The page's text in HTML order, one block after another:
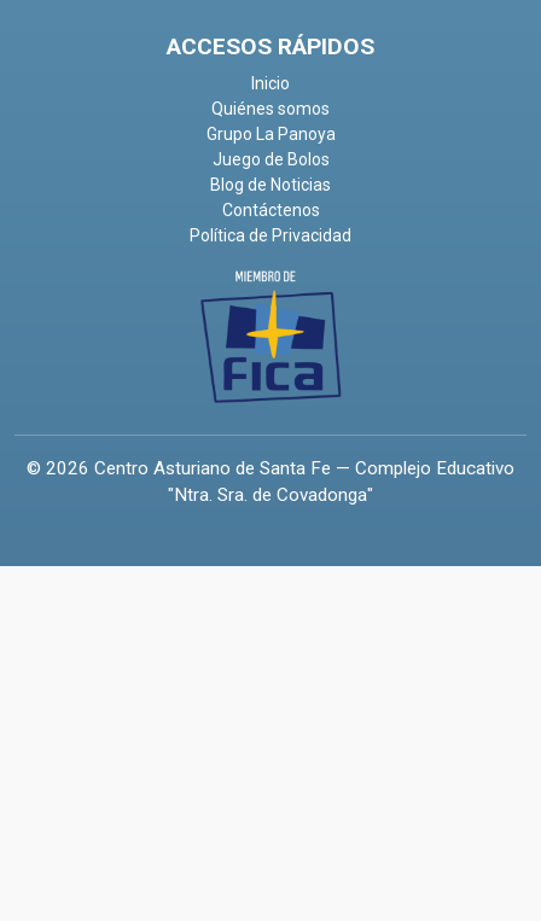
ACCESOS RÁPIDOS
Inicio
Quiénes somos
Grupo La Panoya
Juego de Bolos
Blog de Noticias
Contáctenos
Política de Privacidad
© 2026 Centro Asturiano de Santa Fe — Complejo Educativo
"Ntra. Sra. de Covadonga"